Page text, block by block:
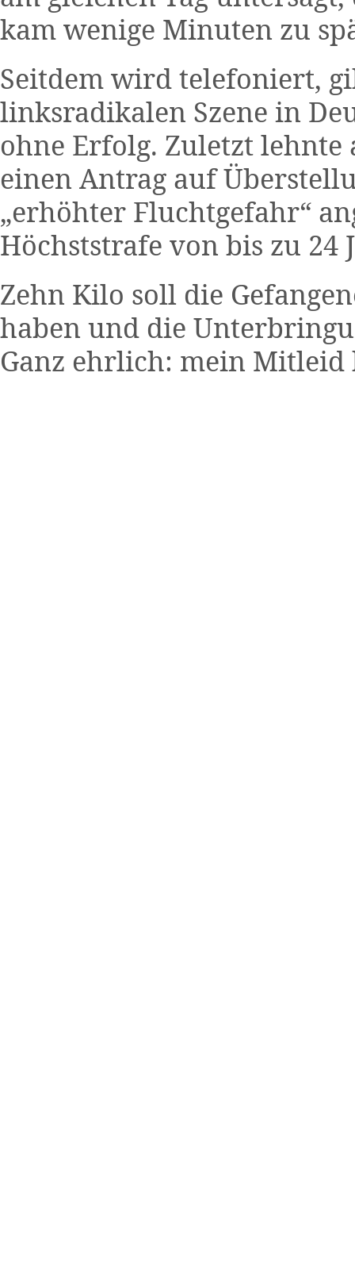
kam wenige Minuten zu
Seitdem wird telefoniert,
linksradikalen Szene in
ohne Erfolg. Zuletzt
einen Antrag auf
„erhöhter Fluchtgefahr“
Höchststrafe von bis zu 24
Zehn Kilo soll die
haben und die
Ganz ehrlich: mein Mitleid